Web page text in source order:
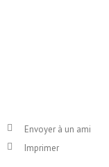
Envoyer à un ami
Imprimer